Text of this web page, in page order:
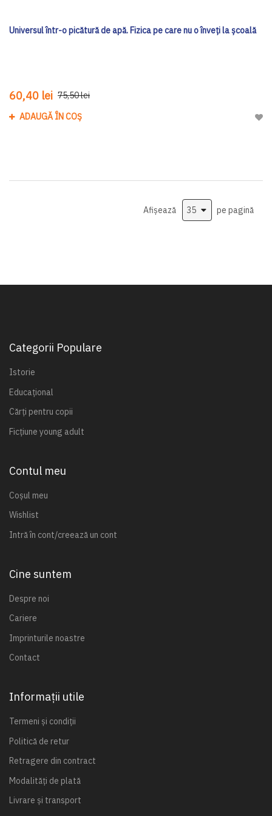
Universul într-o picătură de apă. Fizica pe care nu o înveți la școală
60,40 lei 75,50 lei
ADAUGĂ ÎN COȘ
Afișează pe pagină
Categorii Populare
Istorie
Educațional
Cărți pentru copii
Ficțiune young adult
Contul meu
Coșul meu
Wishlist
Intră în cont/creează un cont
Cine suntem
Despre noi
Cariere
Imprinturile noastre
Contact
Informații utile
Termeni și condiții
Politică de retur
Retragere din contract
Modalități de plată
Livrare și transport